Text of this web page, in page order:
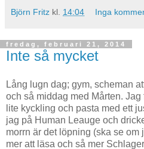
Björn Fritz kl. 14:04 Inga
fredag, februari 21, 2014
Inte så mycket
Lång lugn dag; gym, scheman
och så middag med Mårten.
lite kyckling och pasta med ett
jag på Human Leauge och
morrn är det löpning (ska se om
mer att läsa och så mer